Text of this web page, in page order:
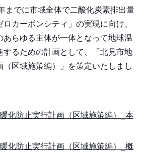
でに市域全体で二酸化炭素排出量
カーボンシティ」の実現に向け、
あらゆる主体が一体となって地球温
するための計画として、「北見市地
区域施策編）」を策定いたしまし
化防止実行計画（区域施策編）_本
化防止実行計画（区域施策編）_概